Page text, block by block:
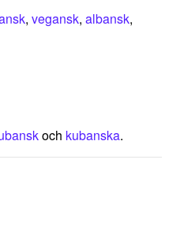
, vegansk, albansk,
och kubanska.